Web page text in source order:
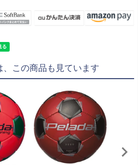
、この商品も見ています